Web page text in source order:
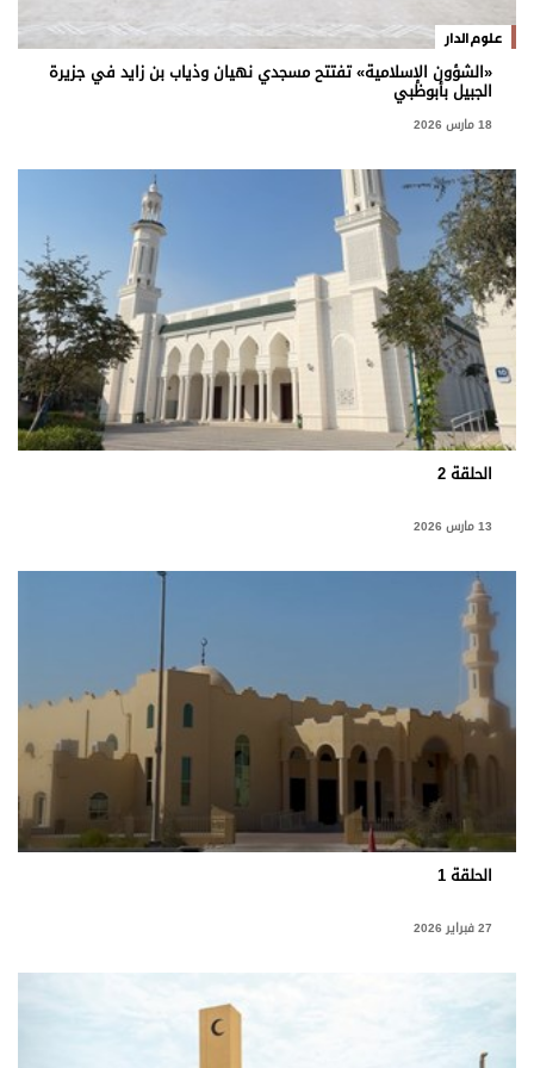
عدد اليوم
الأحوال الجوية
علوم الدار
«الشؤون الإسلامية» تفتتح مسجدي نهيان وذياب بن زايد في جزيرة
الجبيل بأبوظبي
18 مارس 2026
الحلقة 2
13 مارس 2026
الحلقة 1
27 فبراير 2026